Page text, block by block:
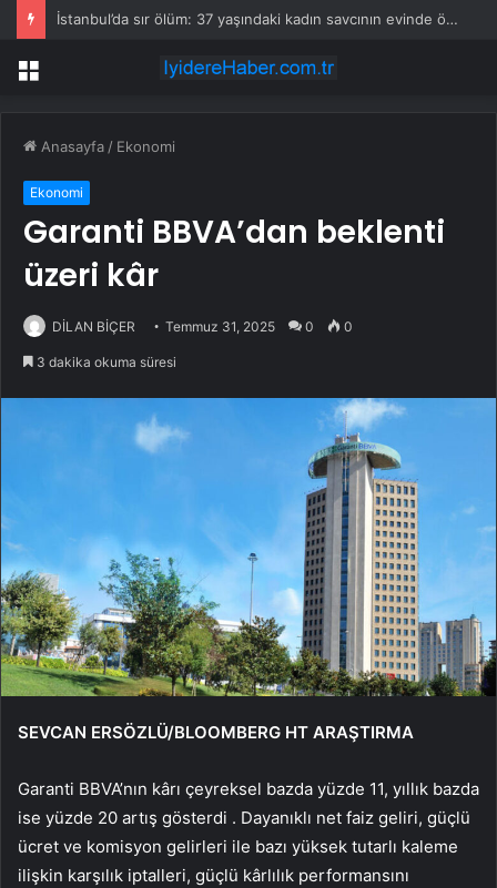
İstanbul’da sır ölüm: 37 yaşındaki kadın savcının evinde ölü bulundu!
Menü
Anasayfa / Ekonomi
Ekonomi
Garanti BBVA’dan beklenti
üzeri kâr
DİLAN BİÇER Temmuz 31, 2025 0 0
3 dakika okuma süresi
SEVCAN ERSÖZLÜ/BLOOMBERG HT ARAŞTIRMA
Garanti BBVA’nın kârı çeyreksel bazda yüzde 11, yıllık bazda
ise yüzde 20 artış gösterdi . Dayanıklı net faiz geliri, güçlü
ücret ve komisyon gelirleri ile bazı yüksek tutarlı kaleme
ilişkin karşılık iptalleri, güçlü kârlılık performansını